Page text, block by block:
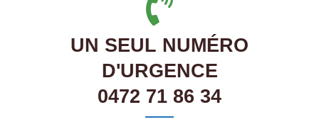
UN SEUL NUMÉRO
D'URGENCE
0472 71 86 34